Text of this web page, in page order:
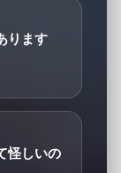
ります
怪しいの